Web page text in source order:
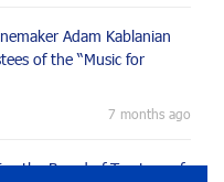
Adam Kablanian
of the “Music for
7 months ago
the Board of Trustees of